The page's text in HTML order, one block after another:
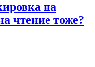
на
чтение тоже?